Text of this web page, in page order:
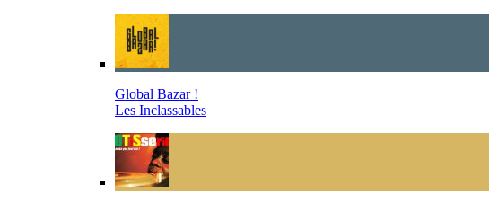
Global Bazar !
Les Inclassables